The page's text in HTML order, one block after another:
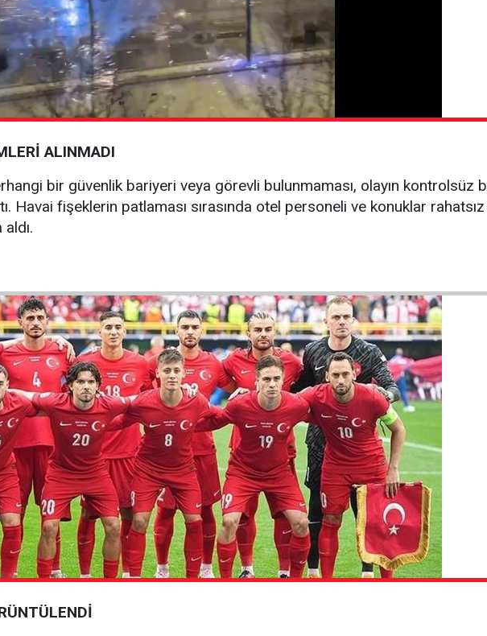
ALINMADI
bir güvenlik bariyeri veya görevli bulunmaması, olayın kontrolsüz
Havai fişeklerin patlaması sırasında otel personeli ve konuklar